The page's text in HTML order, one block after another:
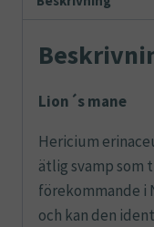
Lion´s mane
Hericium
ätlig svamp som
förekommande i
och kan den